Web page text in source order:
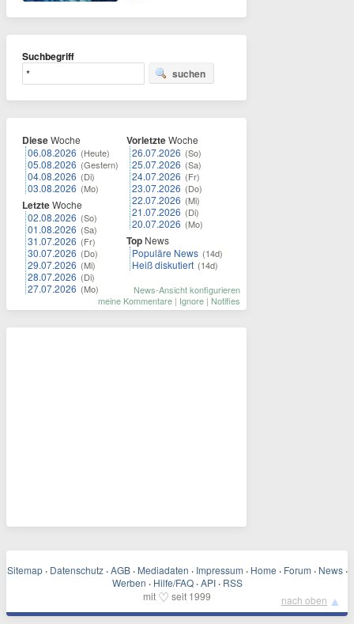
Suchbegriff
suchen
DieseWoche
06.08.2026 (Heute)
05.08.2026 (Gestern)
04.08.2026 (Di)
03.08.2026 (Mo)
LetzteWoche
02.08.2026 (So)
01.08.2026 (Sa)
31.07.2026 (Fr)
30.07.2026 (Do)
29.07.2026 (Mi)
28.07.2026 (Di)
27.07.2026 (Mo)
VorletzteWoche
26.07.2026 (So)
25.07.2026 (Sa)
24.07.2026 (Fr)
23.07.2026 (Do)
22.07.2026 (Mi)
21.07.2026 (Di)
20.07.2026 (Mo)
Top News
Populäre News (14d)
Heiß diskutiert (14d)
News-Ansicht konfigurieren
meine Kommentare | Ignore | Notifies
Sitemap · Datenschutz · AGB · Mediadaten · Impressum · Home · Forum · News ·
Werben · Hilfe/FAQ · API · RSS
mit ♡ seit 1999 nach oben ▲